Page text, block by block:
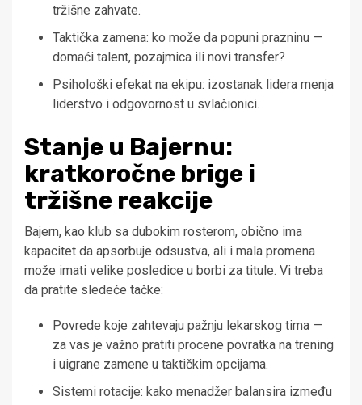
tržišne zahvate.
Taktička zamena: ko može da popuni prazninu —
domaći talent, pozajmica ili novi transfer?
Psihološki efekat na ekipu: izostanak lidera menja
liderstvo i odgovornost u svlačionici.
Stanje u Bajernu:
kratkoročne brige i
tržišne reakcije
Bajern, kao klub sa dubokim rosterom, obično ima
kapacitet da apsorbuje odsustva, ali i mala promena
može imati velike posledice u borbi za titule. Vi treba
da pratite sledeće tačke:
Povrede koje zahtevaju pažnju lekarskog tima —
za vas je važno pratiti procene povratka na trening
i uigrane zamene u taktičkim opcijama.
Sistemi rotacije: kako menadžer balansira između